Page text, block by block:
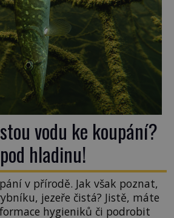
vodu ke koupání?
hladinu!
v přírodě. Jak však poznat,
jezeře čistá? Jistě, máte
hygieniků či podrobit